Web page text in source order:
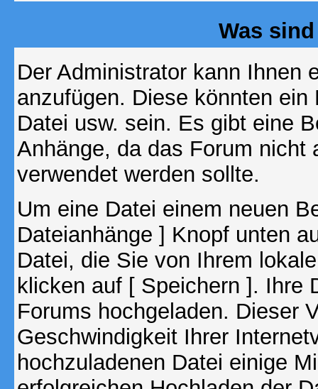
Was
Der Administrator kann Ihnen
anzufügen. Diese könnten
Datei usw. sein. Es gibt eine
Anhänge, da das Forum nicht
verwendet werden sollte.
Um eine Datei einem neuen
Dateianhänge ] Knopf unten
Datei, die Sie von Ihrem
klicken auf [ Speichern ]. Ihre
Forums hochgeladen. Dieser
Geschwindigkeit Ihrer
hochzuladenen Datei einige